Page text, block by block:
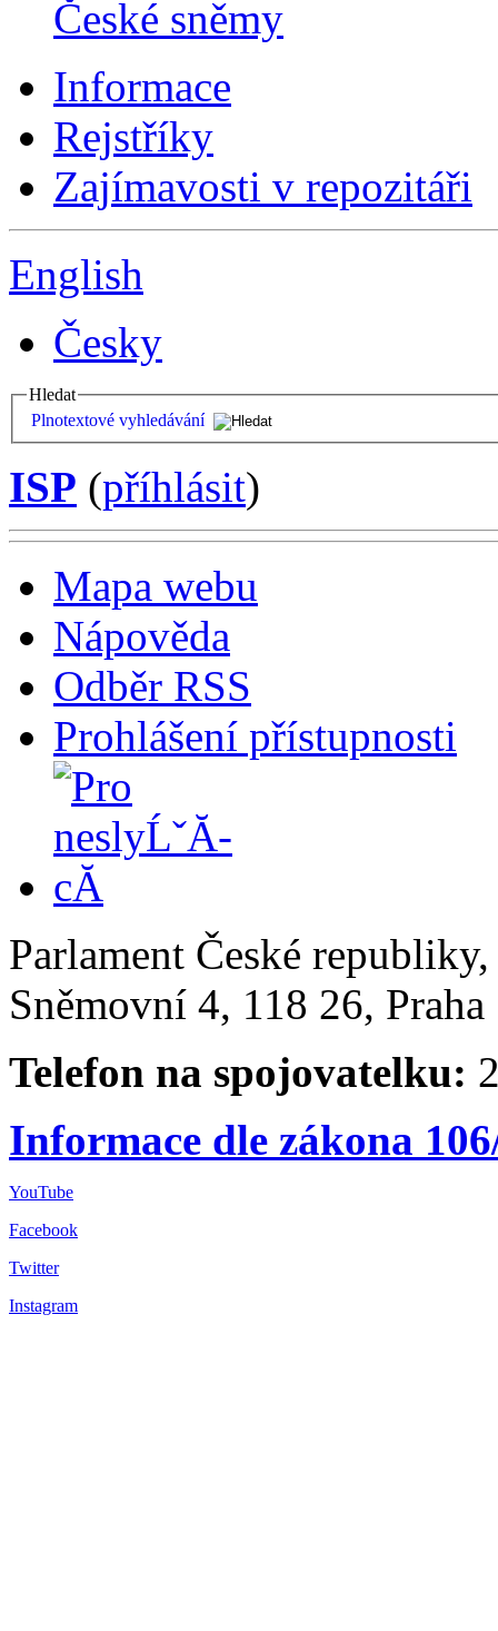
České sněmy
Informace
Rejstříky
Zajímavosti v repozitáři
English
Česky
Hledat
Plnotextové vyhledávání
ISP (příhlásit)
Mapa webu
Nápověda
Odběr RSS
Prohlášení přístupnosti
Parlament České
Sněmovní 4, 118 26,
Telefon na spojovatelku:
Informace dle zákona
YouTube
Facebook
Twitter
Instagram